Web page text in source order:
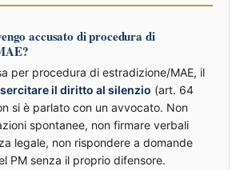
accusato di procedura di
per procedura di estradizione/MAE, il
il diritto al silenzio (art. 64
si è parlato con un avvocato. Non
spontanee, non firmare verbali
legale, non rispondere a domande
PM senza il proprio difensore.